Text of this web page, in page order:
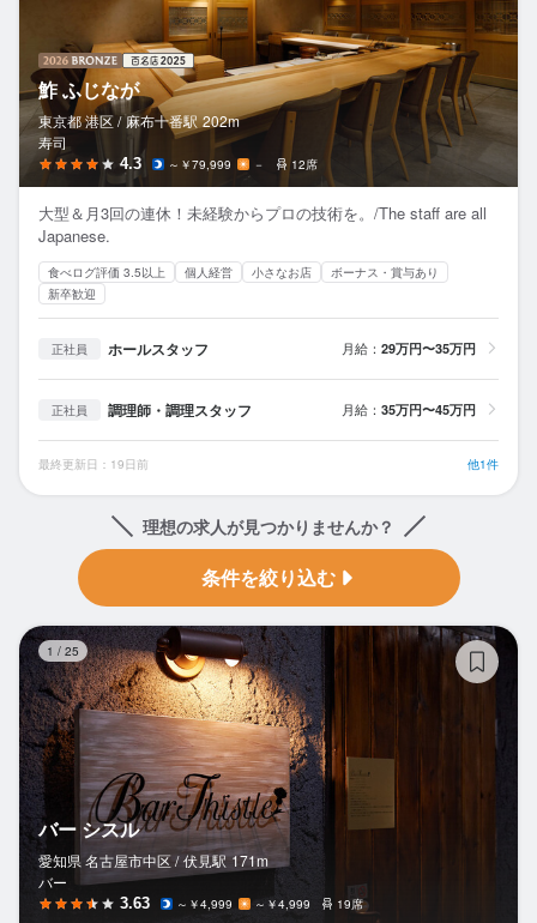
鮓 ふじなが
東京都 港区 / 麻布十番駅 202m
寿司
4.3 ～￥79,999 － 12席
大型＆月3回の連休！未経験からプロの技術を。/The staff are all
Japanese.
食べログ評価 3.5以上 個人経営 小さなお店
ボーナス・賞与あり
新卒歓迎
正社員 ホールスタッフ 月給： 29万円〜35万円
正社員 調理師・調理スタッフ 月給： 35万円〜45万円
最終更新日：19日前 他1件
理想の求人が見つかりませんか？
条件を絞り込む
1 / 25
バー シスル
愛知県 名古屋市中区 / 伏見駅 171m
バー
3.63 ～￥4,999 ～￥4,999 19席